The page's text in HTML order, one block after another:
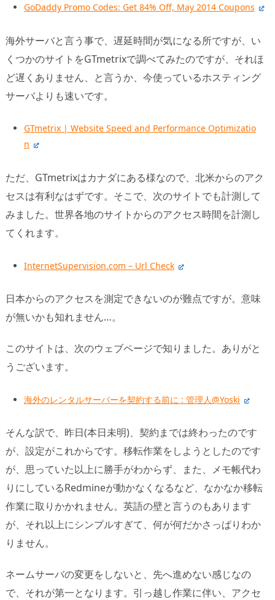
GoDaddy Promo Codes: Get 84% Off, May 2014 Coupons
海外サーバと言う事で、遅延時間が気になる所ですが、い
くつかのサイトをGTmetrixで調べてみたのですが、それほ
ど遅くありません、と言うか、今使っているホスティング
サーバよりも速いです。
GTmetrix | Website Speed and Performance Optimizatio
n
ただ、GTmetrixはカナダにある様なので、北米からのアク
セスは有利なはずです。そこで、次のサイトでも計測して
みました。世界各地のサイトからのアクセス時間を計測し
てくれます。
InternetSupervision.com – Url Check
日本からのアクセスを測定できないのが難点ですが。意味
が無いかも知れません…。
このサイトは、次のウェブページで知りました。ありがと
うございます。
海外のレンタルサーバーを契約する前に : 管理人@Yoski
そんな訳で、昨日(本日未明)、契約までは終わったのです
が、設定がこれからです。移転作業をしようとしたのです
が、思っていた以上に勝手がわからず、また、メモ帳代わ
りにしているRedmineが動かなくなるなど、なかなか移転
作業に取りかかれません。英語の壁と言うのもあります
が、それ以上にシンプルすぎて、何が何だかさっぱりわか
りません。
ネームサーバの変更をしないと、先へ進めない感じなの
で、それが第一となります。引っ越し作業に伴い、アクセ